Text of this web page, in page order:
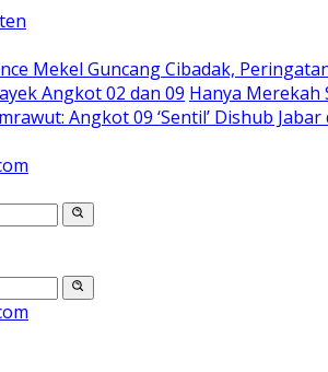
Mekel Guncang Cibadak,
Angkot 02 dan 09 Hanya Merekah
Angkot 09 ‘Sentil’ Dishub